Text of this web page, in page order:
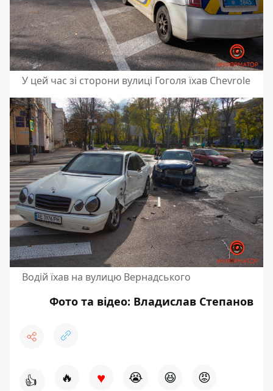
У цей час зі сторони вулиці Гоголя їхав Chevrole
Водій їхав на вулицю Вернадського
Фото та відео: Владислав Степанов
👍 🔥 ♥ 😭 😆 😡